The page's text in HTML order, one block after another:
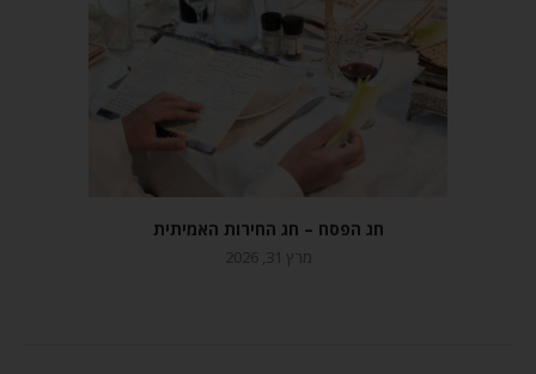
חג הפסח – חג החירות האמיתית
מרץ 31, 2026